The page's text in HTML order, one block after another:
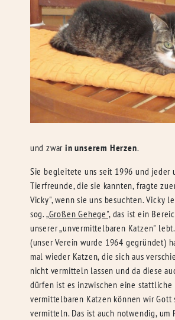
und zwarin unserem Herzen.
Sie begleitete uns seit 1996 und jeder
Tierfreunde, die sie kannten, fragte
Vicky", wenn sie uns besuchten. Vicky
sog.„Großen Gehege",das ist ein
unserer „unvermittelbaren Katzen"
(unser Verein wurde 1964 gegründet)
mal wieder Katzen, die sich aus
nicht vermitteln lassen und da diese
dürfen ist es inzwischen eine stattliche
vermittelbaren Katzen können wir Gott
vermitteln. Das ist auch notwendig, um